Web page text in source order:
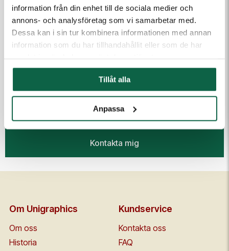
information från din enhet till de sociala medier och
annons- och analysföretag som vi samarbetar med.
Dessa kan i sin tur kombinera informationen med annan
information som du har tillhandahållit eller som de har
Tillåt alla
Anpassa
(Fyll i email först) Dra och släpp eller klicka för att ladda
upp filer
Kontakta mig
Om Unigraphics
Om oss
Historia
Kundservice
Kontakta oss
FAQ